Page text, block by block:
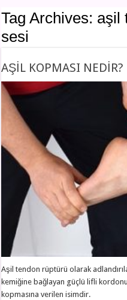
Tag Archives: aşil
sesi
AŞİL KOPMASI
Aşil tendon rüptürü olarak
kemiğine bağlayan güçlü lifli
kopmasına verilen isimdir.